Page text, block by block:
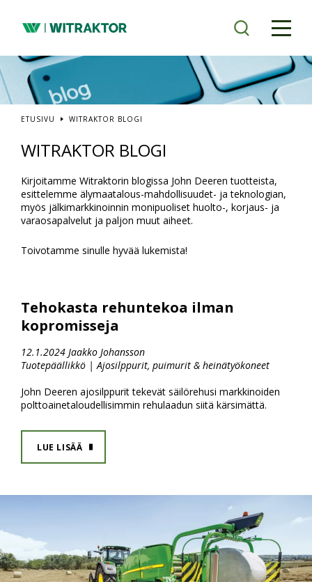
pääsisältöön
ETUSIVU WITRAKTOR BLOGI
WITRAKTOR BLOGI
Kirjoitamme Witraktorin blogissa John Deeren tuotteista,
esittelemme älymaatalous-mahdollisuudet- ja teknologian,
myös jälkimarkkinoinnin monipuoliset huolto-, korjaus- ja
varaosapalvelut ja paljon muut aiheet.
Toivotamme sinulle hyvää lukemista!
Tehokasta rehuntekoa ilman
kopromisseja
12.1.2024 Jaakko Johansson
Tuotepäällikkö | Ajosilppurit, puimurit & heinätyökoneet
John Deeren ajosilppurit tekevät säilörehusi markkinoiden
polttoainetaloudellisimmin rehulaadun siitä kärsimättä.
LUE LISÄÄ